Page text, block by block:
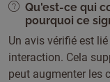
Qu'est-ce qui
pourquoi ce
Un avis vérifié est
interaction. Cela
peut augmenter les